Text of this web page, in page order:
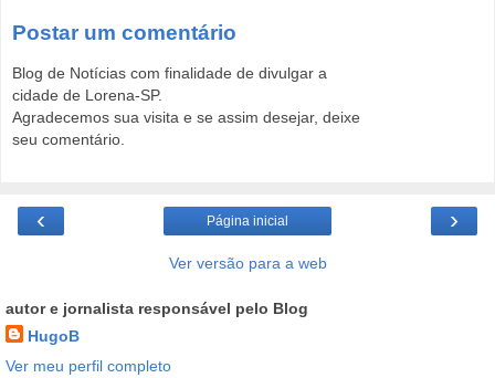
Postar um comentário
Blog de Notícias com finalidade de divulgar a
cidade de Lorena-SP.
Agradecemos sua visita e se assim desejar, deixe
seu comentário.
‹ ›
Página inicial
Ver versão para a web
autor e jornalista responsável pelo Blog
HugoB
Ver meu perfil completo